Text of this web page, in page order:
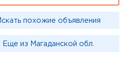
похожие объявления
Еще из Магаданской обл.